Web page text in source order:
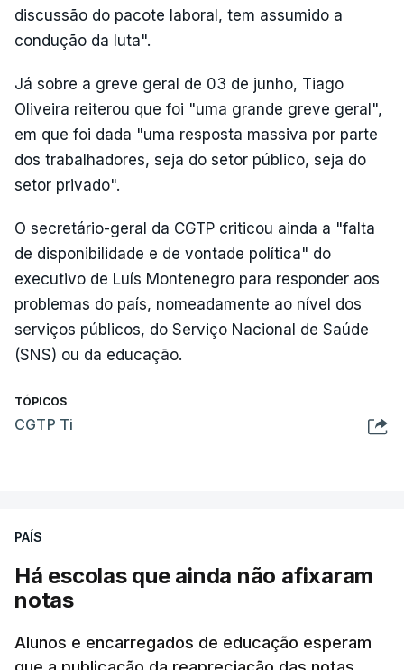
discussão do pacote laboral, tem assumido a
condução da luta".
Já sobre a greve geral de 03 de junho, Tiago
Oliveira reiterou que foi "uma grande greve geral",
em que foi dada "uma resposta massiva por parte
dos trabalhadores, seja do setor público, seja do
setor privado".
O secretário-geral da CGTP criticou ainda a "falta
de disponibilidade e de vontade política" do
executivo de Luís Montenegro para responder aos
problemas do país, nomeadamente ao nível dos
serviços públicos, do Serviço Nacional de Saúde
(SNS) ou da educação.
TÓPICOS
CGTP Ti
PAÍS
Há escolas que ainda não afixaram
notas
Alunos e encarregados de educação esperam